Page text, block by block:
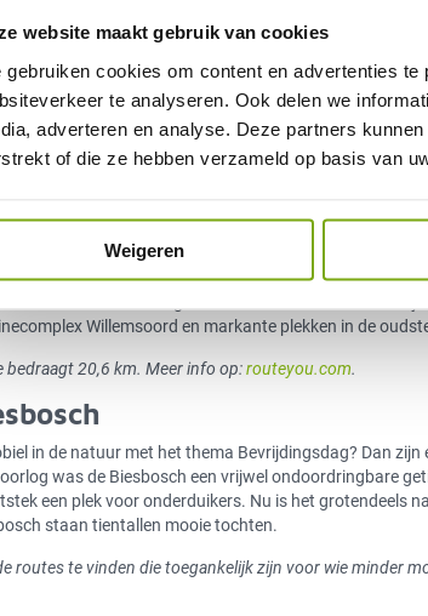
website maakt gebruik van cookies
gebruiken cookies om content en advertenties
te analyseren. Ook delen we
adverteren en analyse. Deze partners
of die ze hebben verzameld op basis van
Weigeren
de bevrijding van Apeldoorn. Ontdek, luister én kijk
Canadees monument van de ‘Man met de
de Boom der Vrijheid. Dit is een blijvend kunstwerk
lang en met de speciale Canadian Walk app maakt u
neem oortjes mee. Zo kunt u luisteren naar bijzondere
Den Helder
waar de maritieme geschiedenis tot leven komt.
ook te wandelen is én geschikt voor wie scootmobiel
Willemsoord en markante plekken in de
20,6 km. Meer info op:routeyou.com.
in de natuur met het thema Bevrijdingsdag? Dan zijn
was de Biesbosch een vrijwel ondoordringbare
een plek voor onderduikers. Nu is het grotendeels
staan tientallen mooie tochten.
routes te vinden die toegankelijk zijn voor wie minder